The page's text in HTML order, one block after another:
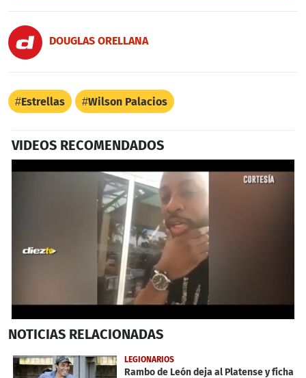
DOUGLAS ORELLANA
Estrellas Wilson Palacios
VIDEOS RECOMENDADOS
seconds
12
minutes,
NOTICIAS RELACIONADAS
LEGIONARIOS
Rambo de León deja al Platense y ficha